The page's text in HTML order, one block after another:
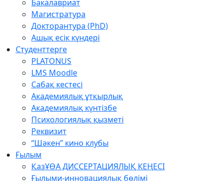
Бакалавриат
Магистратура
Докторантура (PhD)
Ашық есік күндері
Студенттерге
PLATONUS
LMS Moodle
Сабақ кестесі
Академиялық ұтқырлық
Академиялық күнтізбе
Психологиялық қызметі
Реквизит
“Шәкен” кино клубы
Ғылым
ҚазҰӨА ДИССЕРТАЦИЯЛЫҚ КЕҢЕСІ
Ғылыми-инновациялық бөлімі